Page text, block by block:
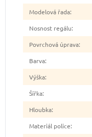
Modelová řada:
Nosnost regálu:
Povrchová úprava:
Barva:
Výška:
Šířka:
Hloubka:
Materiál police: